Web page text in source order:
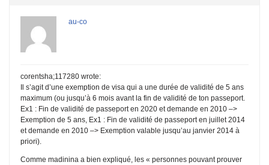
au-co
corentsha;117280 wrote:
Il s’agit d’une exemption de visa qui a une durée de validité de 5 ans
maximum (ou jusqu’à 6 mois avant la fin de validité de ton passeport.
Ex1 : Fin de validité de passeport en 2020 et demande en 2010 –>
Exemption de 5 ans, Ex1 : Fin de validité de passeport en juillet 2014
et demande en 2010 –> Exemption valable jusqu’au janvier 2014 à
priori).
Comme madinina a bien expliqué, les « personnes pouvant prouver